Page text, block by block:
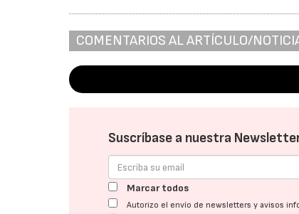
COMENTARIOS AL ARTÍCULO/
Suscríbase a nuestra
Marcar todos
Autorizo el envío de newsletters y avisos